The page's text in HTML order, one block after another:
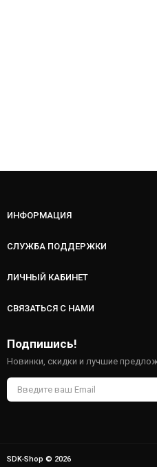
ИНФОРМАЦИЯ
СЛУЖБА ПОДДЕРЖКИ
ЛИЧНЫЙ КАБИНЕТ
СВЯЗАТЬСЯ С НАМИ
Подпишись!
Новинки, скидки и лучшие
SDK-Shop © 2026